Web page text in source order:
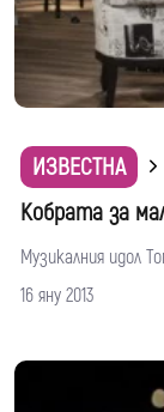
ИЗВЕСТНА
Кобрата за
Музикалния идол
16 яну 2013